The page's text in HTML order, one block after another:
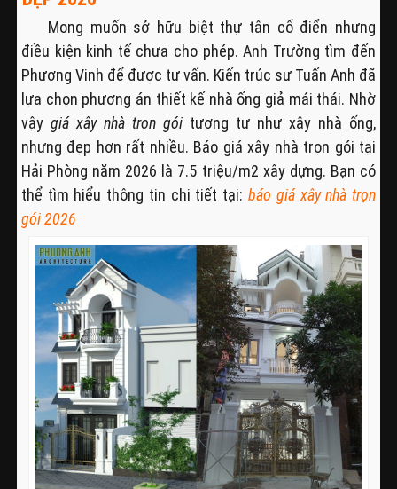
Mong muốn sở hữu biệt thự tân cổ điển nhưng
điều kiện kinh tế chưa cho phép. Anh Trường tìm đến
Phương Vinh để được tư vấn. Kiến trúc sư Tuấn Anh đã
lựa chọn phương án thiết kế nhà ống giả mái thái. Nhờ
vậy giá xây nhà trọn gói tương tự như xây nhà ống,
nhưng đẹp hơn rất nhiều. Báo giá xây nhà trọn gói tại
Hải Phòng năm 2026 là 7.5 triệu/m2 xây dựng. Bạn có
thể tìm hiểu thông tin chi tiết tại:báo giá xây nhà trọn
gói 2026